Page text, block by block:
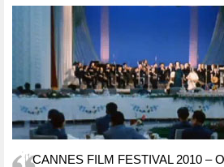
CANNES FILM FESTIVAL 2010 –